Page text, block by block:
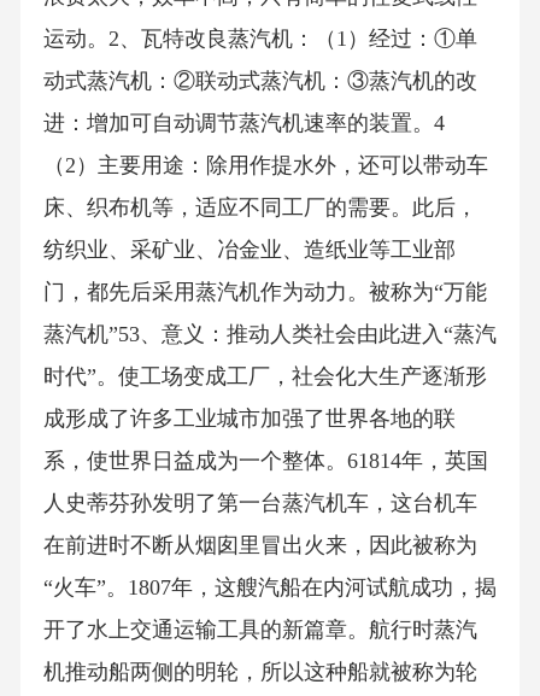
运动。2、瓦特改良蒸汽机：（1）经过：①单
动式蒸汽机：②联动式蒸汽机：③蒸汽机的改
进：增加可自动调节蒸汽机速率的装置。4
（2）主要用途：除用作提水外，还可以带动车
床、织布机等，适应不同工厂的需要。此后，
纺织业、采矿业、冶金业、造纸业等工业部
门，都先后采用蒸汽机作为动力。被称为“万能
蒸汽机”53、意义：推动人类社会由此进入“蒸汽
时代”。使工场变成工厂，社会化大生产逐渐形
成形成了许多工业城市加强了世界各地的联
系，使世界日益成为一个整体。61814年，英国
人史蒂芬孙发明了第一台蒸汽机车，这台机车
在前进时不断从烟囱里冒出火来，因此被称为
“火车”。1807年，这艘汽船在内河试航成功，揭
开了水上交通运输工具的新篇章。航行时蒸汽
机推动船两侧的明轮，所以这种船就被称为轮